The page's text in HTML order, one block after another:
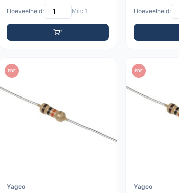
Hoeveelheid: Min: 1 Hoeveelheid:
PDF
Yageo
PDF
Yageo